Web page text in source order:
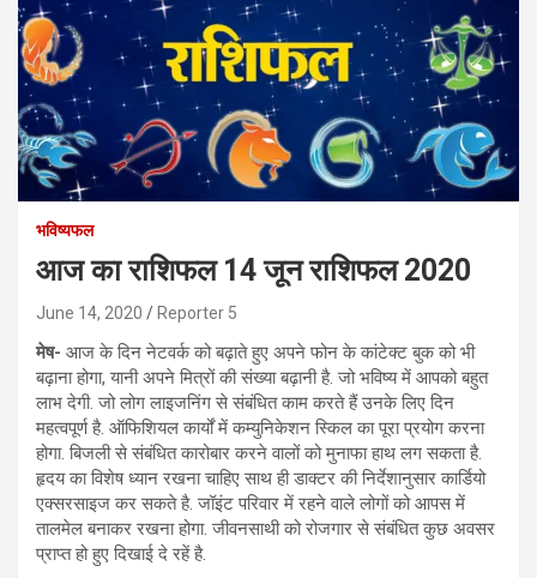
भविष्यफल
आज का राशिफल 14 जून राशिफल 2020
June 14, 2020 Reporter 5
मेष- आज के दिन नेटवर्क को बढ़ाते हुए अपने फोन के कांटेक्ट बुक को भी
बढ़ाना होगा, यानी अपने मित्रों की संख्या बढ़ानी है. जो भविष्य में आपको बहुत
लाभ देगी. जो लोग लाइजनिंग से संबंधित काम करते हैं उनके लिए दिन
महत्वपूर्ण है. ऑफिशियल कार्यों में कम्युनिकेशन स्किल का पूरा प्रयोग करना
होगा. बिजली से संबंधित कारोबार करने वालों को मुनाफा हाथ लग सकता है.
हृदय का विशेष ध्यान रखना चाहिए साथ ही डाक्टर की निर्देशानुसार कार्डियो
एक्सरसाइज कर सकते है. जॉइंट परिवार में रहने वाले लोगों को आपस में
तालमेल बनाकर रखना होगा. जीवनसाथी को रोजगार से संबंधित कुछ अवसर
प्राप्त हो हुए दिखाई दे रहें है.